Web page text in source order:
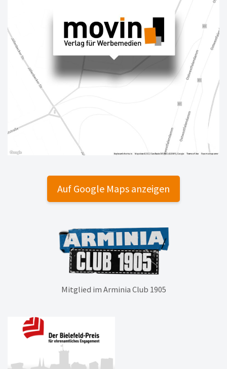
Auf Google Maps anzeigen
Mitglied im Arminia Club 1905